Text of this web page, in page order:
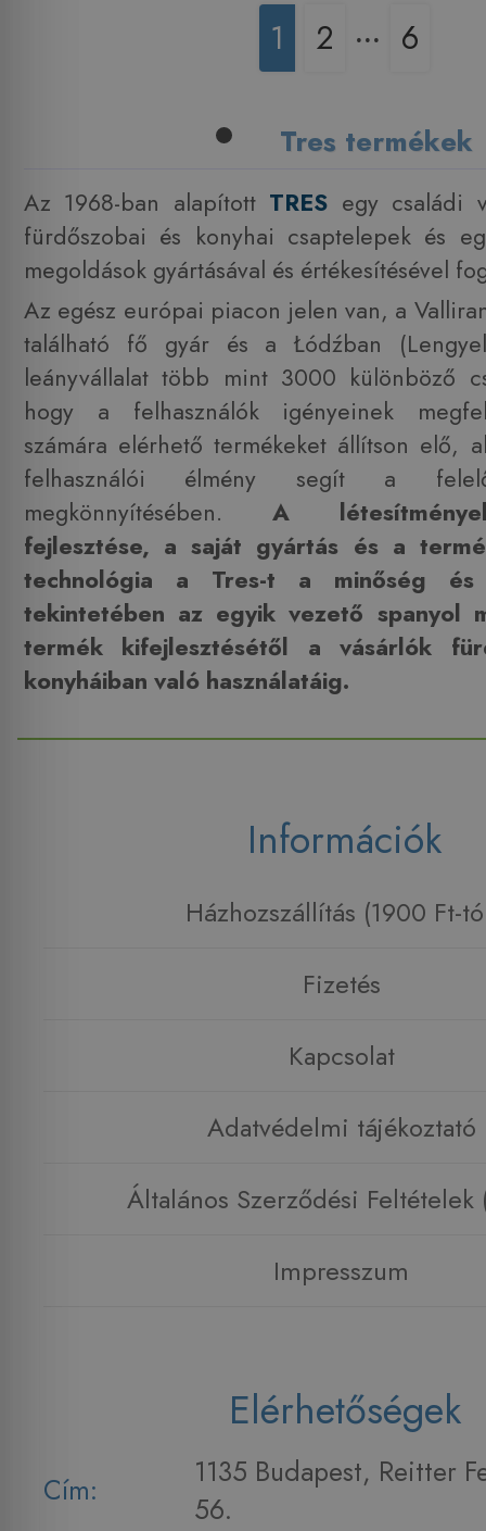
1
2 ‧‧‧ 6
Tres termékek
Az 1968-ban alapított TRES egy családi
fürdőszobai és konyhai csaptelepek és
megoldások gyártásával és értékesítésével
Az egész európai piacon jelen van, a
található fő gyár és a Łódźban
leányvállalat több mint 3000 különböző
hogy a felhasználók igényeinek
számára elérhető termékeket állítson elő,
felhasználói élmény segít a
megkönnyítésében. A
fejlesztése, a saját gyártás és a
technológia a Tres-t a minőség és
tekintetében az egyik vezető spanyol
termék kifejlesztésétől a vásárlók
konyháiban való használatáig.
Információk
Házhozszállítás (1900 Ft-
Fizetés
Kapcsolat
Adatvédelmi tájékoztató
Általános Szerződési Feltételek
Impresszum
Elérhetőségek
Cím:
1135 Budapest, Reitter
56.